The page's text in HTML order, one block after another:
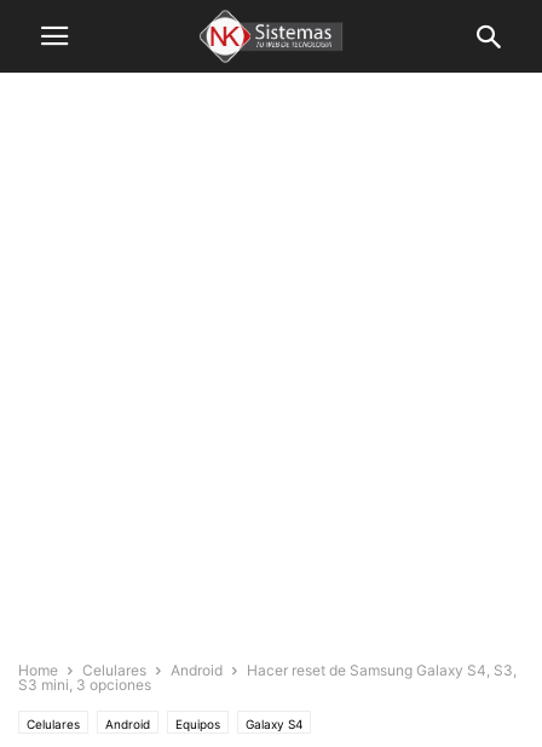
Home Celulares Android
Hacer reset de Samsung Galaxy S4, S3,
S3 mini, 3 opciones
Celulares Android Equipos Galaxy S4